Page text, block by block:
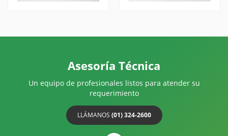
Asesoría Técnica
Un equipo de profesionales listos para atender su
requerimiento
LLÁMANOS (01) 324-2600